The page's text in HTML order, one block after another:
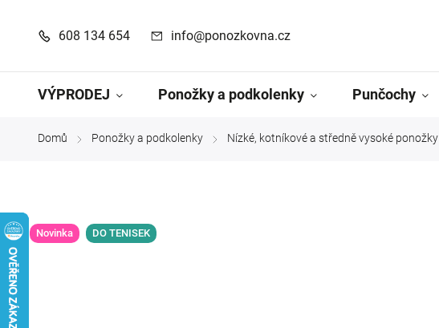
608 134 654 info@ponozkovna.cz
VÝPRODEJ Ponožky a podkolenky Punčochy
Domů / Ponožky a podkolenky / Nízké, kotníkové a středně vysoké ponožky
Novinka DO TENISEK